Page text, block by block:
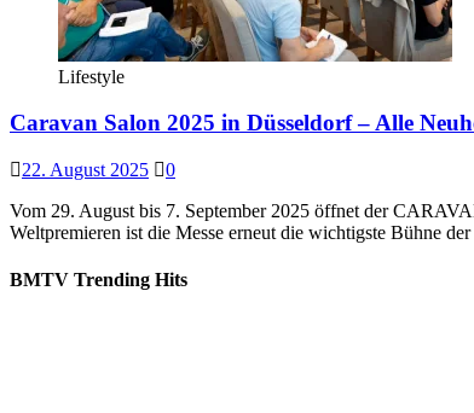
Lifestyle
Caravan Salon 2025 in Düsseldorf – Alle
22. August 2025
0
Vom 29. August bis 7. September 2025 öffnet der
Weltpremieren ist die Messe erneut die wichtigste Bühne
BMTV Trending Hits